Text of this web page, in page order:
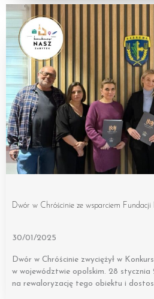
Dwór w Chróścinie ze wsparciem
30/01/2025
Dwór w Chróścinie zwyciężył w
w województwie opolskim. 28
na rewaloryzację tego obiektu i